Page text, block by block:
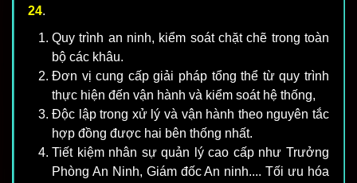
24.
Quy trình an ninh, kiểm soát chặt chẽ trong toàn
bộ các khâu.
Đơn vị cung cấp giải pháp tổng thể từ quy trình
thực hiện đến vận hành và kiểm soát hệ thống,
Độc lập trong xử lý và vận hành theo nguyên tắc
hợp đồng được hai bên thống nhất.
Tiết kiệm nhân sự quản lý cao cấp như Trưởng
Phòng An Ninh, Giám đốc An ninh.... Tối ưu hóa